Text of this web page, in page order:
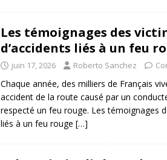
Les témoignages des
d’accidents liés à un feu
juin 17, 2026 Roberto Sanchez
Chaque année, des milliers de Français
accident de la route causé par un
respecté un feu rouge. Les témoignages
liés à un feu rouge […]